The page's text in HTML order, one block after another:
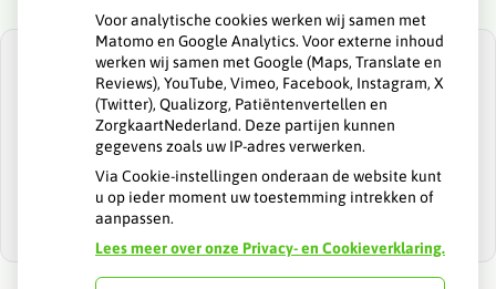
U heeft geen toestemming gegeven voor
externe inhoud die nodig is om dit te
zien.
Cookie-instellingen wijzigen
Voor analytische cookies werken wij samen met
Matomo en Google Analytics. Voor externe inhoud
werken wij samen met Google (Maps, Translate en
Reviews), YouTube, Vimeo, Facebook, Instagram, X
(Twitter), Qualizorg, Patiëntenvertellen en
ZorgkaartNederland. Deze partijen kunnen
gegevens zoals uw IP-adres verwerken.
Via Cookie-instellingen onderaan de website kunt
u op ieder moment uw toestemming intrekken of
aanpassen.
Lees meer over onze Privacy- en Cookieverklaring.